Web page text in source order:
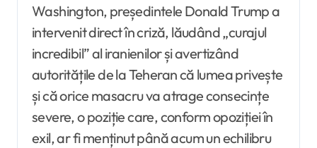
Washington, președintele Donald Trump a
intervenit direct în criză, lăudând „curajul
incredibil” al iranienilor și avertizând
autoritățile de la Teheran că lumea privește
și că orice masacru va atrage consecințe
severe, o poziție care, conform opoziției în
exil, ar fi menținut până acum un echilibru